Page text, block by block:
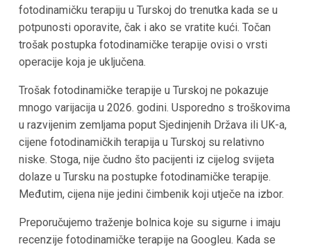
fotodinamičku terapiju u Turskoj do trenutka kada se u
potpunosti oporavite, čak i ako se vratite kući. Točan
trošak postupka fotodinamičke terapije ovisi o vrsti
operacije koja je uključena.
Trošak fotodinamičke terapije u Turskoj ne pokazuje
mnogo varijacija u 2026. godini. Usporedno s troškovima
u razvijenim zemljama poput Sjedinjenih Država ili UK-a,
cijene fotodinamičkih terapija u Turskoj su relativno
niske. Stoga, nije čudno što pacijenti iz cijelog svijeta
dolaze u Tursku na postupke fotodinamičke terapije.
Međutim, cijena nije jedini čimbenik koji utječe na izbor.
Preporučujemo traženje bolnica koje su sigurne i imaju
recenzije fotodinamičke terapije na Googleu. Kada se